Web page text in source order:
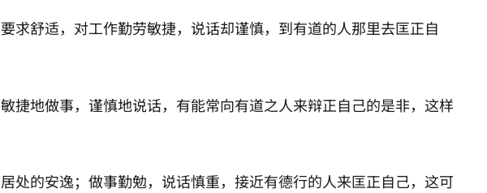
舒适，对工作勤劳敏捷，说话却谨慎，到有道的人那里去匡正自
地做事，谨慎地说话，有能常向有道之人来辩正自己的是非，这样
的安逸；做事勤勉，说话慎重，接近有德行的人来匡正自己，这可